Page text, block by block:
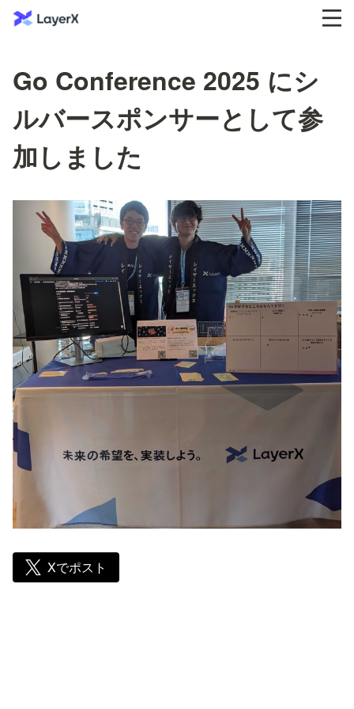
Go Conference 2025 にシ
ルバースポンサーとして参
加しました
Xでポスト